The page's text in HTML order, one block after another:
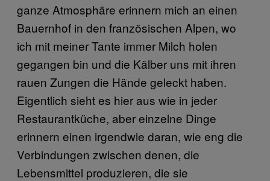
ganze Atmosphäre erinnern mich an einen
Bauernhof in den französischen Alpen, wo
ich mit meiner Tante immer Milch holen
gegangen bin und die Kälber uns mit ihren
rauen Zungen die Hände geleckt haben.
Eigentlich sieht es hier aus wie in jeder
Restaurantküche, aber einzelne Dinge
erinnern einen irgendwie daran, wie eng die
Verbindungen zwischen denen, die
Lebensmittel produzieren, die sie